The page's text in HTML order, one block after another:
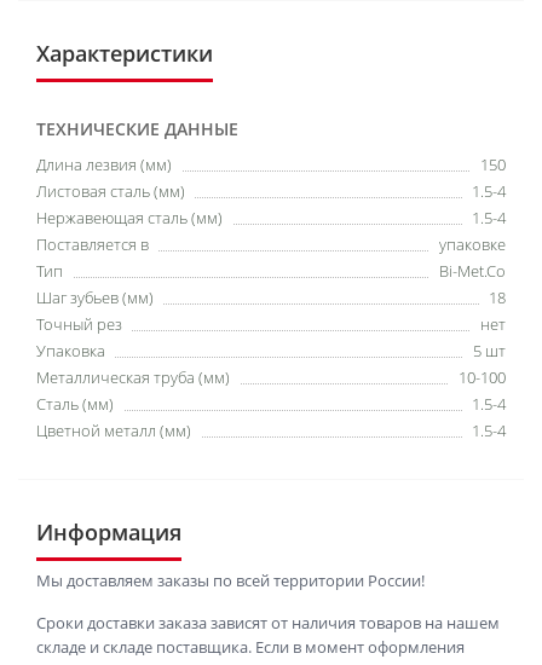
Характеристики
ТЕХНИЧЕСКИЕ ДАННЫЕ
Длина лезвия (мм)
150
Листовая сталь (мм)
1.5-4
Нержавеющая сталь (мм)
1.5-4
Поставляется в
упаковке
Тип
Bi-Met.Co
Шаг зубьев (мм)
18
Точный рез
нет
Упаковка
5 шт
Металлическая труба (мм)
10-100
Сталь (мм)
1.5-4
Цветной металл (мм)
1.5-4
Информация
Мы доставляем заказы по всей территории России!
Сроки доставки заказа зависят от наличия товаров на нашем
складе и складе поставщика. Если в момент оформления